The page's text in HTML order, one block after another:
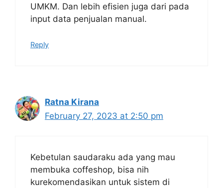
UMKM. Dan lebih efisien juga dari pada
input data penjualan manual.
Reply
Ratna Kirana
February 27, 2023 at 2:50 pm
Kebetulan saudaraku ada yang mau
membuka coffeshop, bisa nih
kurekomendasikan untuk sistem di